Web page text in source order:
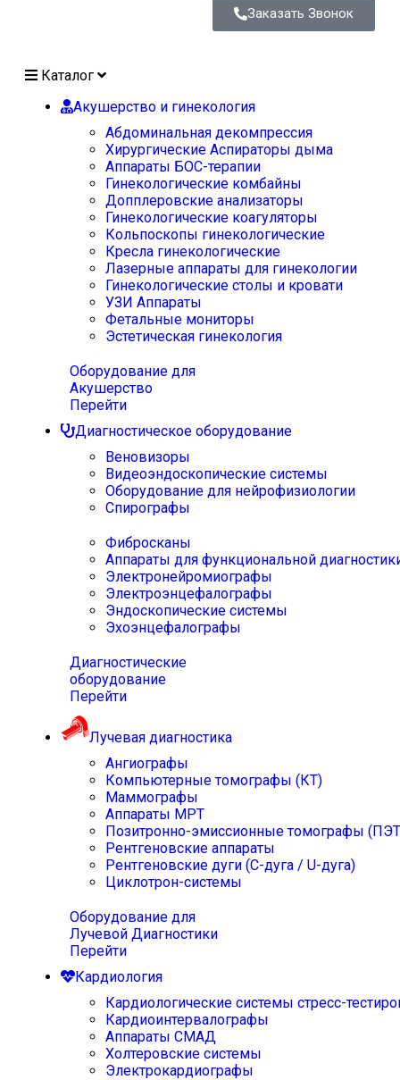
Заказать Звонок
Каталог
Акушерство и гинекология
Абдоминальная декомпрессия
Хирургические Аспираторы дыма
Аппараты БОС-терапии
Гинекологические комбайны
Допплеровские анализаторы
Гинекологические коагуляторы
Кольпоскопы гинекологические
Кресла гинекологические
Лазерные аппараты для гинекологии
Гинекологические столы и кровати
УЗИ Аппараты
Фетальные мониторы
Эстетическая гинекология
Оборудование для
Акушерство
Перейти
Диагностическое оборудование
Веновизоры
Видеоэндоскопические системы
Оборудование для нейрофизиологии
Спирографы
Фибросканы
Аппараты для функциональной
Электронейромиографы
Электроэнцефалографы
Эндоскопические системы
Эхоэнцефалографы
Диагностические
оборудование
Перейти
Лучевая диагностика
Ангиографы
Компьютерные томографы (КТ)
Маммографы
Аппараты МРТ
Позитронно-эмиссионные томографы
Рентгеновские аппараты
Рентгеновские дуги (С-дуга / U-дуга)
Циклотрон-системы
Оборудование для
Лучевой Диагностики
Перейти
Кардиология
Кардиологические системы стресс-
Кардиоинтервалографы
Аппараты СМАД
Холтеровские системы
Электрокардиографы